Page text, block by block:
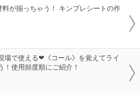
料が揃っちゃう！ キンブレシートの作
場で使える❤《コール》を覚えてライ
！使用頻度順にご紹介！